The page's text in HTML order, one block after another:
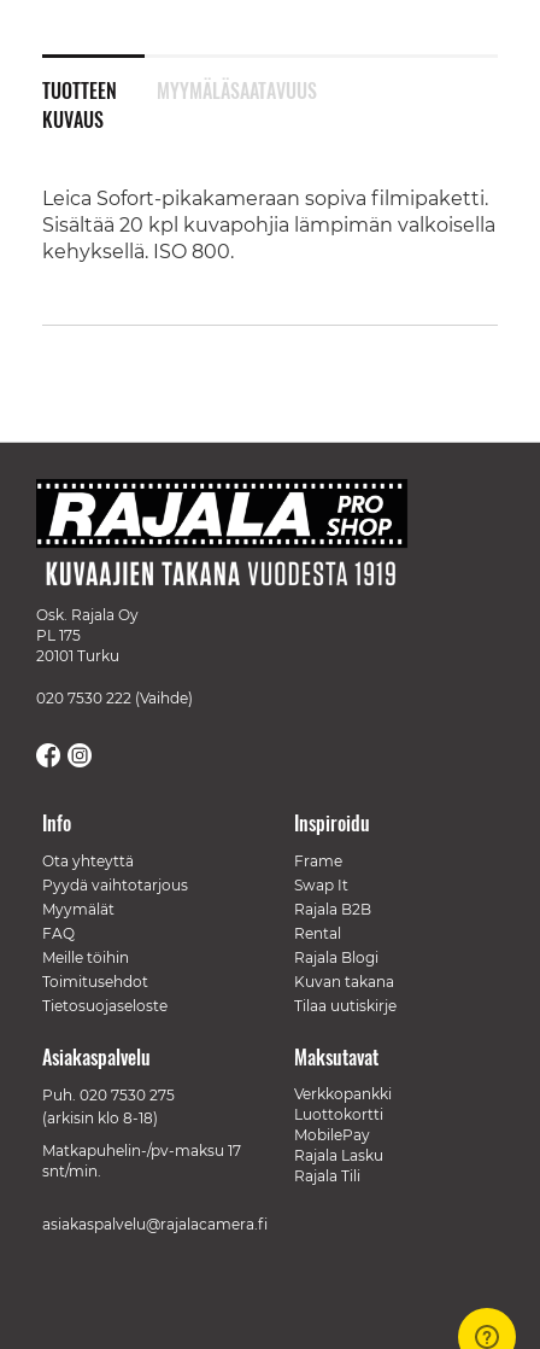
TUOTTEEN
KUVAUS
Leica Sofort-pikakameraan sopiva filmipaketti.
Sisältää 20 kpl kuvapohjia lämpimän valkoisella
kehyksellä. ISO 800.
MYYMÄLÄSAATAVUUS
Osk. Rajala Oy
PL 175
20101 Turku
020 7530 222 (Vaihde)
Info
Ota yhteyttä
Pyydä vaihtotarjous
Myymälät
FAQ
Meille töihin
Toimitusehdot
Tietosuojaseloste
Inspiroidu
Frame
Swap It
Rajala B2B
Rental
Rajala Blogi
Kuvan takana
Tilaa uutiskirje
Maksutavat
Verkkopankki
Luottokortti
MobilePay
Rajala Lasku
Rajala Tili
Asiakaspalvelu
Puh. 020 7530 275
(arkisin klo 8-18)
Matkapuhelin-/pv-maksu 17
snt/min.
asiakaspalvelu@rajalacamera.fi